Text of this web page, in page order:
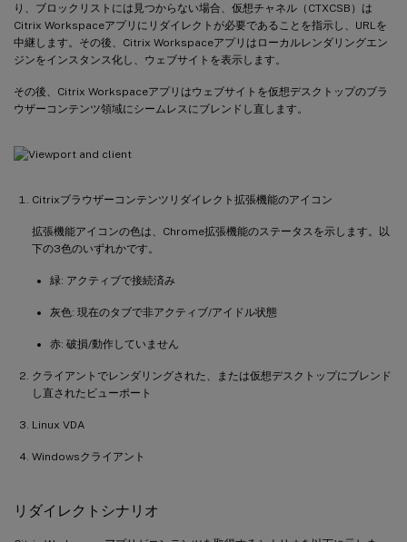
り、ブロックリストには見つからない場合、仮想チャネル（CTXCSB）は
Citrix Workspaceアプリにリダイレクトが必要であることを指示し、URLを
中継します。その後、Citrix Workspaceアプリはローカルレンダリングエン
ジンをインスタンス化し、ウェブサイトを表示します。
その後、Citrix Workspaceアプリはウェブサイトを仮想デスクトップのブラ
ウザーコンテンツ領域にシームレスにブレンドし直します。
Citrixブラウザーコンテンツリダイレクト拡張機能のアイコン
拡張機能アイコンの色は、Chrome拡張機能のステータスを示します。以
下の3色のいずれかです。
緑: アクティブで接続済み
灰色: 現在のタブで非アクティブ/アイドル状態
赤: 破損/動作していません
クライアントでレンダリングされた、または仮想デスクトップにブレンド
し直されたビューポート
Linux VDA
Windowsクライアント
リダイレクトシナリオ